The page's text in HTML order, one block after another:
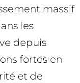
massif
les
depuis
fortes en
et de